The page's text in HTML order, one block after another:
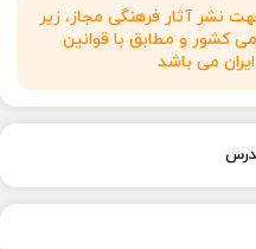
نشر آثار فرهنگی مجاز، زیر
کشور و مطابق با قوانین
می باشد